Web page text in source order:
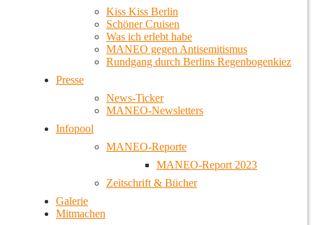
Kiss Kiss Berlin
Schöner Cruisen
Was ich erlebt habe
MANEO gegen Antisemitismus
Rundgang durch Berlins Regenbogenkiez
Presse
News-Ticker
MANEO-Newsletters
Infopool
MANEO-Reporte
MANEO-Report 2023
Zeitschrift & Bücher
Galerie
Mitmachen